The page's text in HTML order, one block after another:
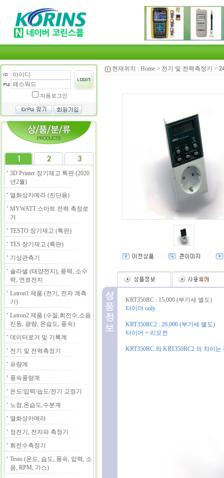
자동로그인
3D Printer 장기재고 특판 (2020
년2월)
열화상카메라 (진단용)
MYWATT 스마트 전력 측정로
거
TESTO 장기재고 (특판)
TES 장기재고 (특판)
기상관측기
솔라셀 (태양전지), 풍력, 소수
력, 연료전지
Lutron1 제품 (전기, 전자 계측
기)
Lutron2 제품 (수질,회전수,소음
진동, 광량, 온습도, 풍속)
데이터로거 및 기록계
전기 및 전력측정기
유량계
풍속풍량계
온도/압력/습도/전기 교정기
노점,온습도,수분계
열화상카메라
정전기, 전자파 측정기
회전수측정기
Testo (온도, 습도, 풍속, 압력, 소
음, RPM, 가스)
현재위치 : Home > 전기 및 전력측정기 >
(1)
KRT350RC : 15,000 (부가세 별도)
타이머 only.
KRT350RC2 : 20,000 (부가세 별도)
타이머 + 리모컨
KRT350RC 와 KRT350RC2 의 차이